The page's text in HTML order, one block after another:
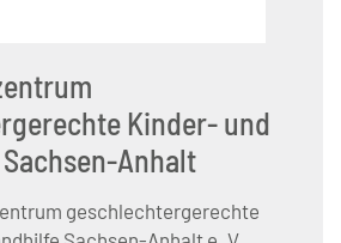
Kinder- und
Anhalt
geschlechtergerechte